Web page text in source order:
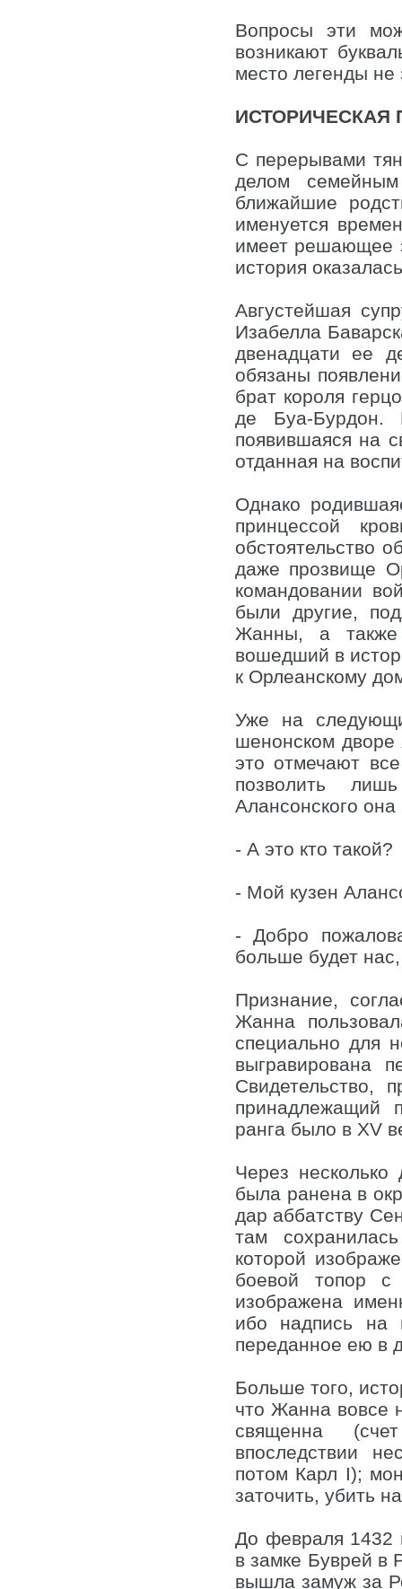
Вопросы эти
возникают
место легенды не
ИСТОРИЧЕСКАЯ
С перерывами
делом
ближайшие
именуется
имеет решающее
история
Августейшая
Изабелла
двенадцати ее
обязаны
брат короля
де Буа-Бурдон.
появившаяся на
отданная на
Однако
принцессой
обстоятельство
даже прозвище
командовании
были другие,
Жанны, а
вошедший в
к Орлеанскому
Уже на
шенонском
это отмечают
позволить
Алансонского
- А это кто такой?
- Мой кузен
- Добро
больше будет
Признание,
Жанна
специально для
выгравирована
Свидетельство,
принадлежащий
ранга было в XV
Через
была ранена в
дар аббатству
там
которой
боевой топор
изображена
ибо надпись на
переданное ею в
Больше того,
что Жанна вовсе
священна
впоследствии
потом Карл I);
заточить, убить
До февраля 1432
в замке Буврей в
вышла замуж за